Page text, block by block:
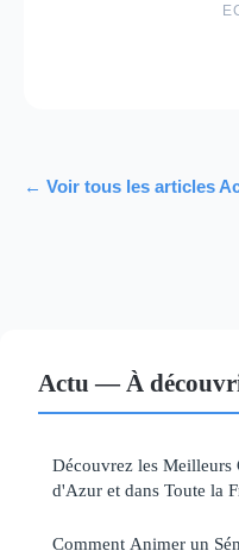
← Voir tous les articles
Actu — À
Découvrez les Meilleurs
d'Azur et dans Toute la
Comment Animer un